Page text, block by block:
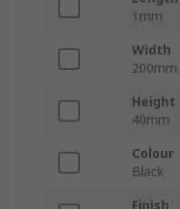
1mm
Width
200mm
Height
40mm
Colour
Black
Finish